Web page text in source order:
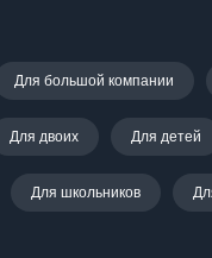
Для большой компании
Для двоих Для детей
Для школьников